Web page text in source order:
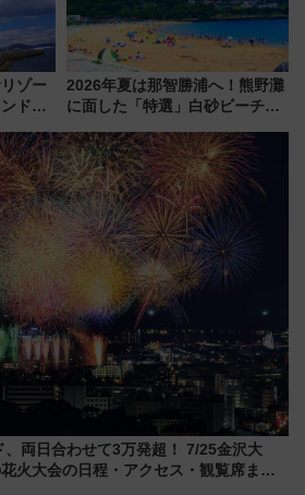
ゾー
ドプ
ティ
2026年夏は那智勝浦へ！熊野灘
に面した「特選」白砂ビーチは
会」は8月11日開催！
両日合わせて3万発超！ 7/25金沢大
火大会の日程・アクセス・観覧席まと